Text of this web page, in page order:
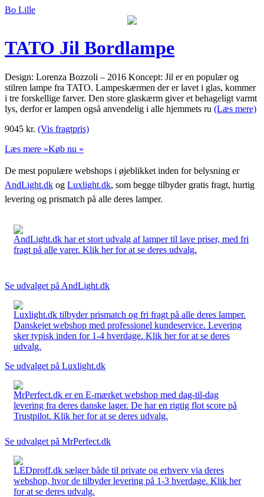
Bo Lille
TATO Jil Bordlampe
Design: Lorenza Bozzoli – 2016 Koncept: Jil er en populær og
stilren lampe fra TATO. Lampeskærmen der er lavet i glas, kommer
i tre forskellige farver. Den store glaskærm giver et behageligt varmt
lys, derfor er lampen også anvendelig i alle hjemmets ru (Læs mere)
9045 kr. (Vis fragtpris)
Læs mere »Køb nu »
De mest populære webshops i øjeblikket inden for belysning er
AndLight.dk og Luxlight.dk, som begge tilbyder gratis fragt, hurtig
levering og prismatch på alle deres lamper.
AndLight.dk har et stort udvalg af lamper til lave priser, med fri
fragt på alle varer. Klik her for at se deres udvalg.
Se udvalget på AndLight.dk
Luxlight.dk tilbyder prismatch og fri fragt på alle deres lamper.
Danskejet webshop med professionel kundeservice. Levering
sker typisk inden for 1-4 hverdage. Klik her for at se deres
udvalg.
Se udvalget på Luxlight.dk
MrPerfect.dk er en E-mærket webshop med dag-til-dag
levering fra deres danske lager. De har en rigtig flot score på
Trustpilot. Klik her for at se deres udvalg.
Se udvalget på MrPerfect.dk
LEDproff.dk sælger både til private og erhverv via deres
webshop, hvor de tilbyder levering på 1-3 hverdage. Klik her
for at se deres udvalg.